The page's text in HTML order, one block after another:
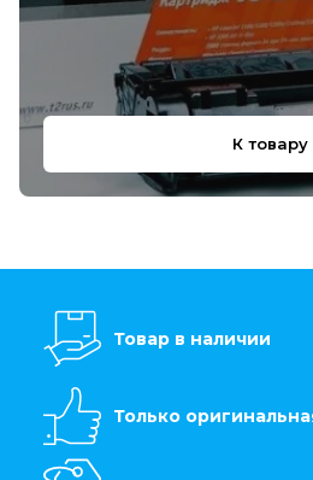
К товару
Товар в наличии
Только